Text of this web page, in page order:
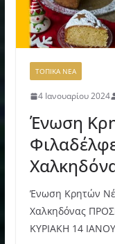
ΤΟΠΙΚΑ ΝΕΑ
4 Ιανουαρίου 2024
Ένωση
Ένωση Κρητών
Χαλκηδόνας
ΚΥΡΙΑΚΗ 14